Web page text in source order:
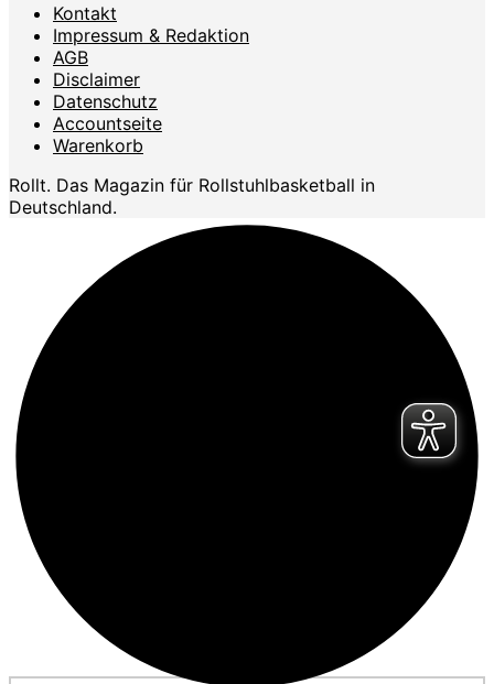
Kontakt
Impressum & Redaktion
AGB
Disclaimer
Datenschutz
Accountseite
Warenkorb
Rollt. Das Magazin für Rollstuhlbasketball in
Deutschland.